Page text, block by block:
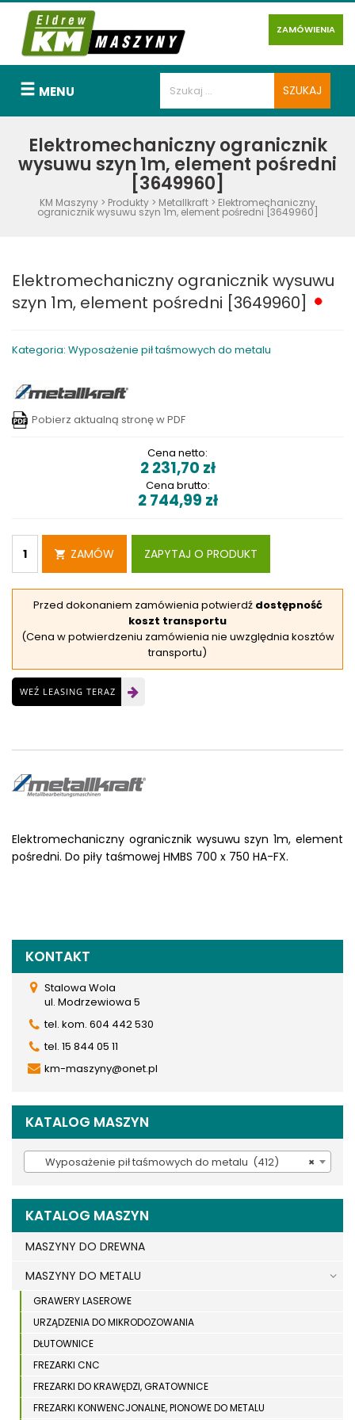
ZAMÓWIENIA
MENU
Elektromechaniczny ogranicznik
wysuwu szyn 1m, element pośredni
[3649960]
KM Maszyny > Produkty > Metallkraft > Elektromechaniczny
ogranicznik wysuwu szyn 1m, element pośredni [3649960]
Elektromechaniczny ogranicznik wysuwu
szyn 1m, element pośredni [3649960]
Kategoria: Wyposażenie pił taśmowych do metalu
Pobierz aktualną stronę w PDF
Cena netto:
2 231,70 zł
Cena brutto:
2 744,99 zł
ZAMÓW ZAPYTAJ O PRODUKT
Przed dokonaniem zamówienia potwierdź dostępność
koszt transportu
(Cena w potwierdzeniu zamówienia nie uwzględnia kosztów
transportu)
WEŹ LEASING TERAZ
Elektromechaniczny ogranicznik wysuwu szyn 1m, element
pośredni. Do piły taśmowej HMBS 700 x 750 HA-FX.
KONTAKT
Stalowa Wola
ul. Modrzewiowa 5
tel. kom. 604 442 530
tel. 15 844 05 11
km-maszyny@onet.pl
KATALOG MASZYN
×
Wyposażenie pił taśmowych do metalu (412)
KATALOG MASZYN
MASZYNY DO DREWNA
MASZYNY DO METALU
GRAWERY LASEROWE
URZĄDZENIA DO MIKRODOZOWANIA
DŁUTOWNICE
FREZARKI CNC
FREZARKI DO KRAWĘDZI, GRATOWNICE
FREZARKI KONWENCJONALNE, PIONOWE DO METALU